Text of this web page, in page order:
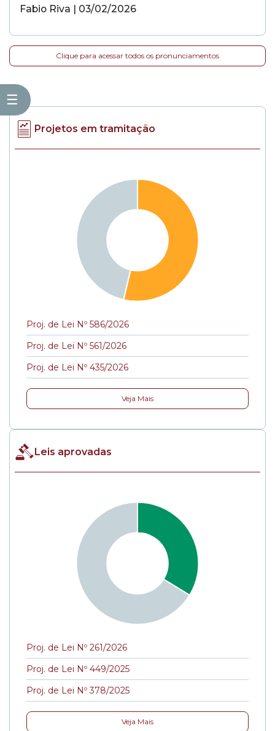
☰
Fabio Riva | 03/02/2026
Clique para acessar todos os pronunciamentos
Projetos em tramitação
Proj. de Lei Nº 586/2026
Proj. de Lei Nº 561/2026
Proj. de Lei Nº 435/2026
Veja Mais
Leis aprovadas
Proj. de Lei Nº 261/2026
Proj. de Lei Nº 449/2025
Proj. de Lei Nº 378/2025
Veja Mais